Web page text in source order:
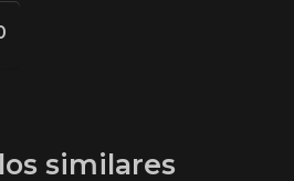
similares